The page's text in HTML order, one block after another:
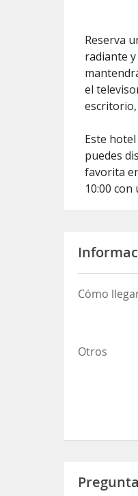
Reserva
radiante
el
Este
puedes
favorita
10:00
Cómo
Otros